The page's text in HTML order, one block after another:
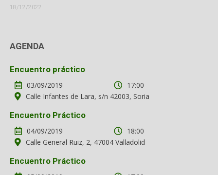
18/12/2022
AGENDA
Encuentro práctico
03/09/2019
17:00
Calle Infantes de Lara, s/n 42003, Soria
Encuentro Práctico
04/09/2019
18:00
Calle General Ruiz, 2, 47004 Valladolid
Encuentro Práctico